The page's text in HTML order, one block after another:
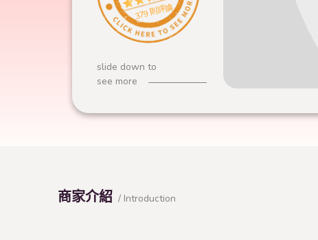
379 則評論
slide down to
see more
商家介紹 / Introduction